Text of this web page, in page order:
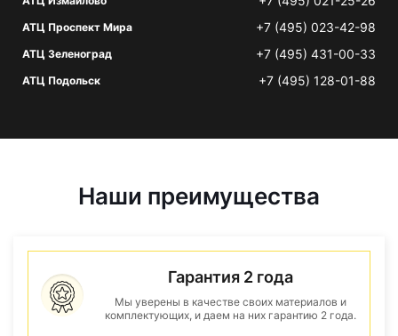
АТЦ Проспект Мира +7 (495) 023-42-98
АТЦ Зеленоград +7 (495) 431-00-33
АТЦ Подольск +7 (495) 128-01-88
Наши преимущества
Гарантия 2 года
Мы уверены в качестве своих материалов и
комплектующих, и даем на них гарантию 2 года.